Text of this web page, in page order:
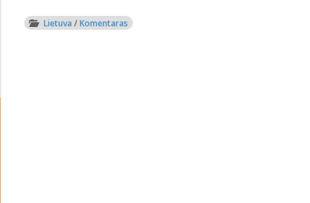
Lietuva /Komentaras